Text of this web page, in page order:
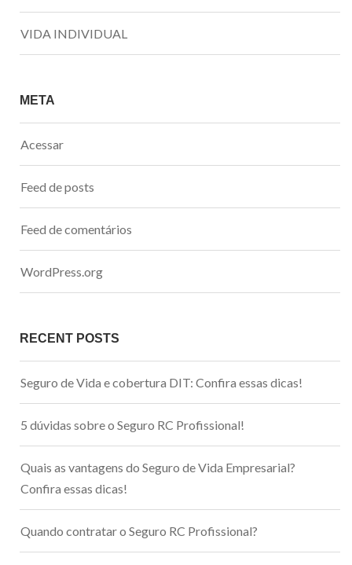
VIDA INDIVIDUAL
META
Acessar
Feed de posts
Feed de comentários
WordPress.org
RECENT POSTS
Seguro de Vida e cobertura DIT: Confira essas dicas!
5 dúvidas sobre o Seguro RC Profissional!
Quais as vantagens do Seguro de Vida Empresarial?
Confira essas dicas!
Quando contratar o Seguro RC Profissional?